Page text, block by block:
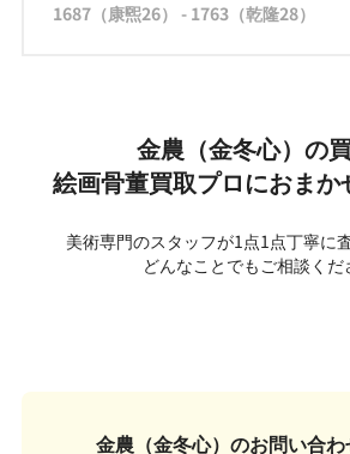
1687（康煕26） - 1763（乾隆28）
金農（金冬心）の
絵画骨董買取プロにおまか
美術専門のスタッフが1点1点丁寧に
どんなことでもご相談くだ
金農（金冬心）のお問い合